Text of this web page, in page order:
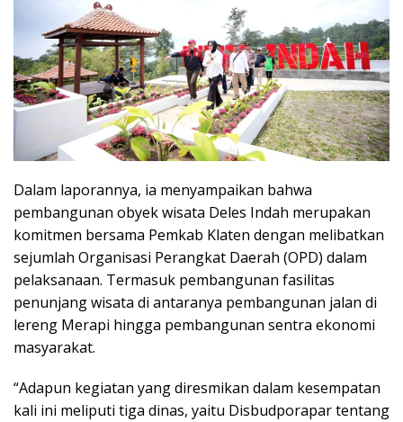
Dalam laporannya, ia menyampaikan bahwa
pembangunan obyek wisata Deles Indah merupakan
komitmen bersama Pemkab Klaten dengan melibatkan
sejumlah Organisasi Perangkat Daerah (OPD) dalam
pelaksanaan. Termasuk pembangunan fasilitas
penunjang wisata di antaranya pembangunan jalan di
lereng Merapi hingga pembangunan sentra ekonomi
masyarakat.
“Adapun kegiatan yang diresmikan dalam kesempatan
kali ini meliputi tiga dinas, yaitu Disbudporapar tentang